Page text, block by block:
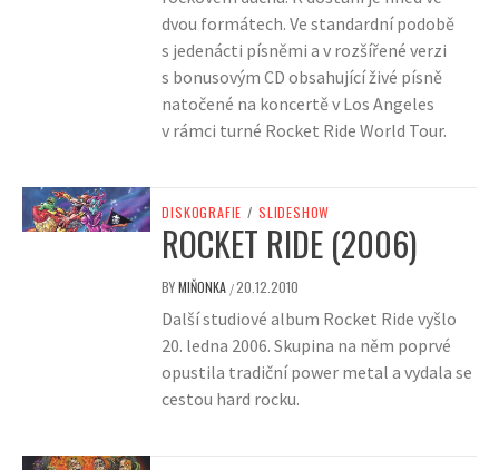
dvou formátech. Ve standardní podobě
s jedenácti písněmi a v rozšířené verzi
s bonusovým CD obsahující živé písně
natočené na koncertě v Los Angeles
v rámci turné Rocket Ride World Tour.
DISKOGRAFIE / SLIDESHOW
ROCKET RIDE (2006)
BYMIŇONKA /20.12.2010
Další studiové album Rocket Ride vyšlo
20. ledna 2006. Skupina na něm poprvé
opustila tradiční power metal a vydala se
cestou hard rocku.